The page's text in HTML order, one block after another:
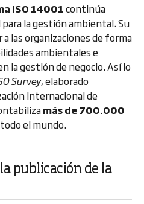
ISO 14001continúa
la gestión ambiental. Su
las organizaciones de forma
ambientales e
la gestión de negocio. Así lo
Survey, elaborado
Internacional de
más de 700.000
el mundo.
publicación de la